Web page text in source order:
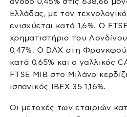
Ελλάδας, με τον
ενισχύεται κατά 1,6%. Ο
χρηματιστήριο του
0,47%. Ο DAX στη
κατά 0,65% και ο γαλλικός
FTSE MIB στο Μιλάνο
ισπανικός IBEX 35 1,16%.
Οι μετοχές των εταιριών